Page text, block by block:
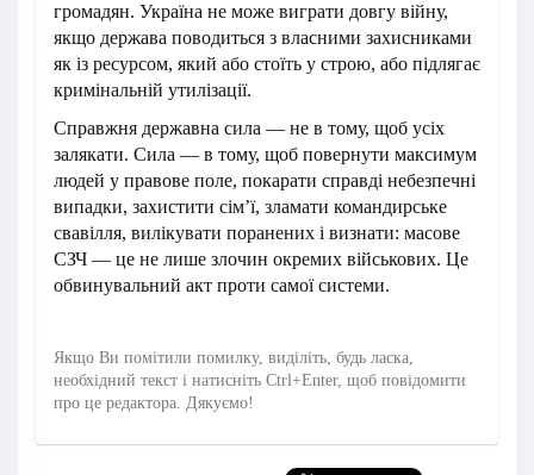
громадян. Україна не може виграти довгу війну,
якщо держава поводиться з власними захисниками
як із ресурсом, який або стоїть у строю, або підлягає
кримінальній утилізації.
Справжня державна сила — не в тому, щоб усіх
залякати. Сила — в тому, щоб повернути максимум
людей у правове поле, покарати справді небезпечні
випадки, захистити сім’ї, зламати командирське
свавілля, вилікувати поранених і визнати: масове
СЗЧ — це не лише злочин окремих військових. Це
обвинувальний акт проти самої системи.
Якщо Ви помітили помилку, виділіть, будь ласка,
необхідний текст і натисніть Ctrl+Enter, щоб повідомити
про це редактора. Дякуємо!